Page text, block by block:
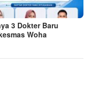
3 Dokter Baru
Woha